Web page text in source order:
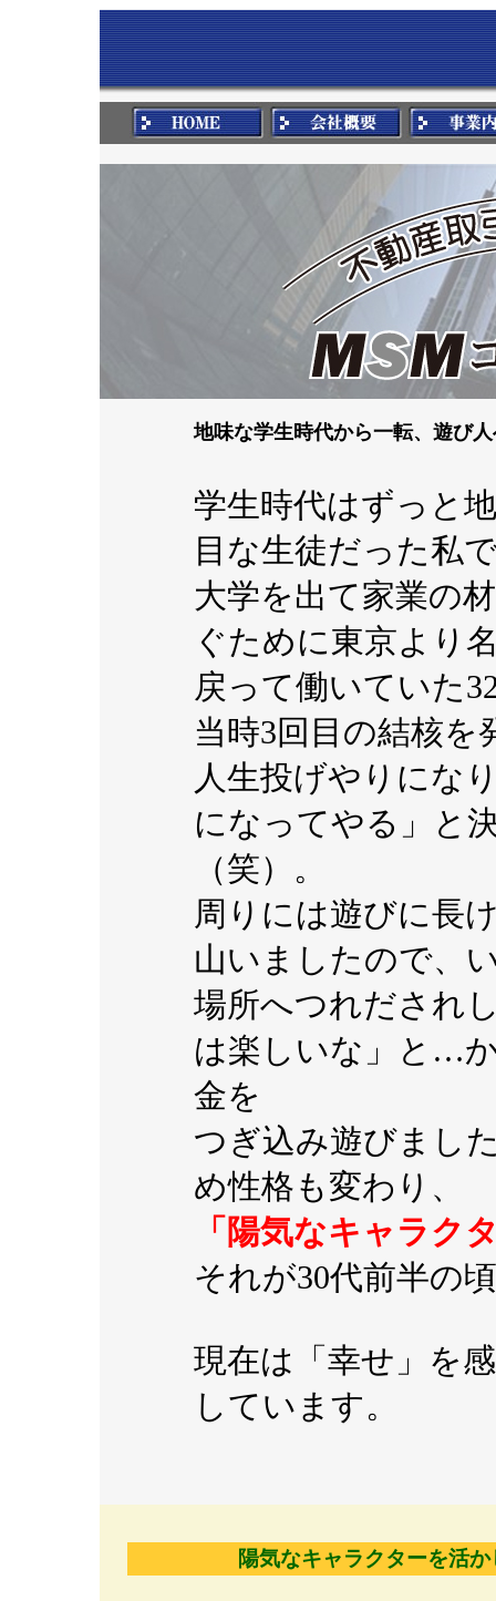
地味な学生時代から一転、遊び
学生時代はずっと
目な生徒だった私
大学を出て家業の
ぐために東京より
戻って働いていた
当時3回目の結核を
人生投げやりにな
になってやる」と
（笑）。
周りには遊びに長
山いましたので、
場所へつれだされ
は楽しいな」と…
金を
つぎ込み遊びまし
め性格も変わり、
「陽気なキャラク
それが30代前半の
現在は「幸せ」を
しています。
陽気なキャラクターを活